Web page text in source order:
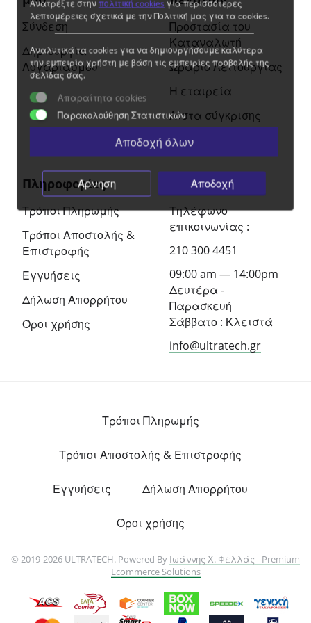
Σύνδεση
Δημιουργία
Λογαριασμού
Προστασία του
Καταναλωτή
Ωράριο Λειτουργίας
Η εταιρεία
Λίστα σύγκρισης
Πληροφορίες
Τρόποι Πληρωμής
Τρόποι Αποστολής &
Επιστροφής
Εγγυήσεις
Δήλωση Απορρήτου
Όροι χρήσης
Επικοινωνία
Τηλέφωνο
επικοινωνίας :
210 300 4451
09:00 am — 14:00pm
Δευτέρα -
Παρασκευή
Σάββατο : Κλειστά
info@ultratech.gr
Τρόποι Πληρωμής
Τρόποι Αποστολής & Επιστροφής
Εγγυήσεις Δήλωση Απορρήτου
Όροι χρήσης
© 2019-2026 ULTRATECH. Powered By Ιωάννης Χ. Φελλάς - Premium
Ecommerce Solutions
Ανατρέξτε στηνπολιτική cookies για περισσότερες
λεπτομέρειες σχετικά με την Πολιτική μας για τα cookies.
Αναλυτικά τα cookies για να δημιουργήσουμε καλύτερα
την εμπειρία χρήστη με βάση τις εμπειρίες προβολής της
σελίδας σας.
Απαραίτητα cookies
Παρακολούθηση Στατιστικών
Αποδοχή όλων
Άρνηση Αποδοχή